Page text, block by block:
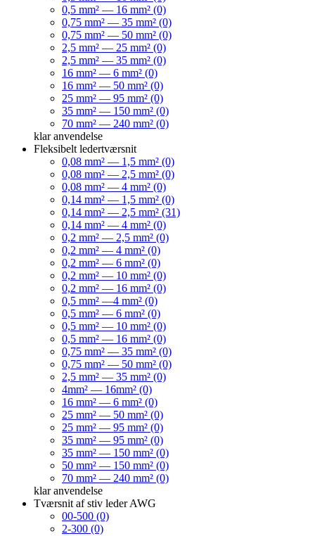
0,5 mm² — 16 mm² (0)
0,75 mm² — 35 mm² (0)
0,75 mm² — 50 mm² (0)
2,5 mm² — 25 mm² (0)
2,5 mm² — 35 mm² (0)
16 mm² — 6 mm² (0)
16 mm² — 50 mm² (0)
25 mm² — 95 mm² (0)
35 mm² — 150 mm² (0)
70 mm² — 240 mm² (0)
klar anvendelse
Fleksibelt ledertværsnit
0,08 mm² — 1,5 mm² (0)
0,08 mm² — 2,5 mm² (0)
0,08 mm² — 4 mm² (0)
0,14 mm² — 1,5 mm² (0)
0,14 mm² — 2,5 mm² (31)
0,14 mm² — 4 mm² (0)
0,2 mm² — 2,5 mm² (0)
0,2 mm² — 4 mm² (0)
0,2 mm² — 6 mm² (0)
0,2 mm² — 10 mm² (0)
0,2 mm² — 16 mm² (0)
0,5 mm² —4 mm² (0)
0,5 mm² — 6 mm² (0)
0,5 mm² — 10 mm² (0)
0,5 mm² — 16 mm² (0)
0,75 mm² — 35 mm² (0)
0,75 mm² — 50 mm² (0)
2,5 mm² — 35 mm² (0)
4mm² — 16mm² (0)
16 mm² — 6 mm² (0)
25 mm² — 50 mm² (0)
25 mm² — 95 mm² (0)
35 mm² — 95 mm² (0)
35 mm² — 150 mm² (0)
50 mm² — 150 mm² (0)
70 mm² — 240 mm² (0)
klar anvendelse
Tværsnit af stiv leder AWG
00-500 (0)
2-300 (0)